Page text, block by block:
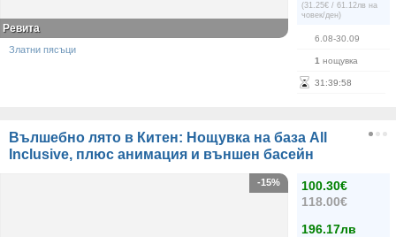
(31.25€ / 61.12лв на
човек/ден)
6.08-30.09
1 нощувка
31 :39:58
Ревита
Златни пясъци
Вълшебно лято в Китен: Нощувка на база All
Inclusive, плюс анимация и външен басейн
100.30€
118.00€
196.17лв
-15%